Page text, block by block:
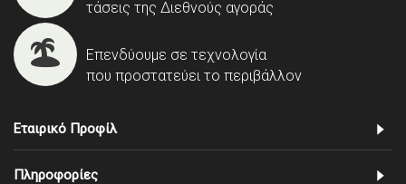
τάσεις της Διεθνούς αγοράς
Επενδύουμε σε τεχνολογία
που προστατεύει το περιβάλλον
Εταιρικό Προφίλ
Πληροφορίες